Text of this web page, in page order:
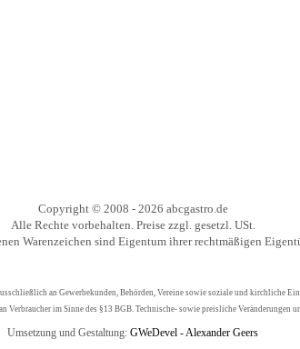
Copyright © 2008 - 2026 abcgastro.de
Alle Rechte vorbehalten. Preise zzgl. gesetzl. USt.
Warenzeichen sind Eigentum ihrer rechtmäßigen
an Gewerbekunden, Behörden, Vereine sowie soziale und kirchliche
Verbraucher im Sinne des §13 BGB. Technische- sowie preisliche Veränderungen
Umsetzung und Gestaltung: GWeDevel - Alexander Geers